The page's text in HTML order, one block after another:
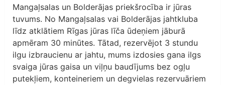
Mangaļsalas un Bolderājas priekšrocība ir jūras
tuvums. No Mangaļsalas vai Bolderājas jahtkluba
līdz atklātiem Rīgas jūras līča ūdeņiem jāburā
apmēram 30 minūtes. Tātad, rezervējot 3 stundu
ilgu izbraucienu ar jahtu, mums izdosies gana ilgs
svaiga jūras gaisa un viļņu baudījums bez ogļu
putekļiem, konteineriem un degvielas rezervuāriem